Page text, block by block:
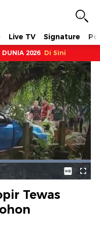
Live TV Signature
2026 Di Sini
:
Tewas